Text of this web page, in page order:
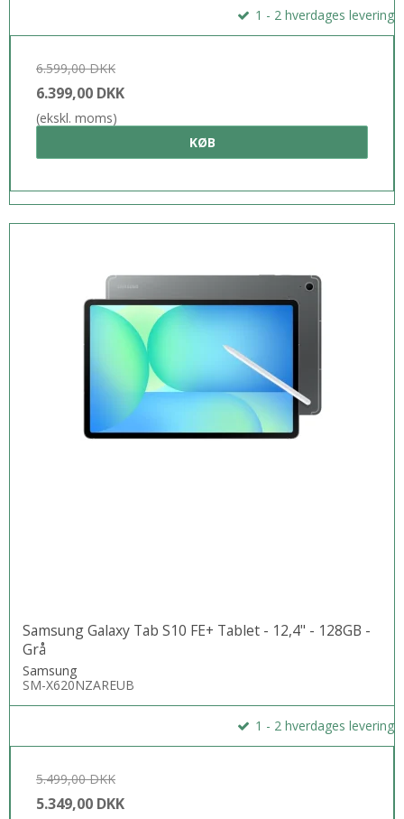
1 - 2 hverdages levering
6.599,00 DKK
6.399,00 DKK
(ekskl. moms)
KØB
Samsung Galaxy Tab S10 FE+ Tablet - 12,4" - 128GB -
Grå
Samsung
SM-X620NZAREUB
1 - 2 hverdages levering
5.499,00 DKK
5.349,00 DKK